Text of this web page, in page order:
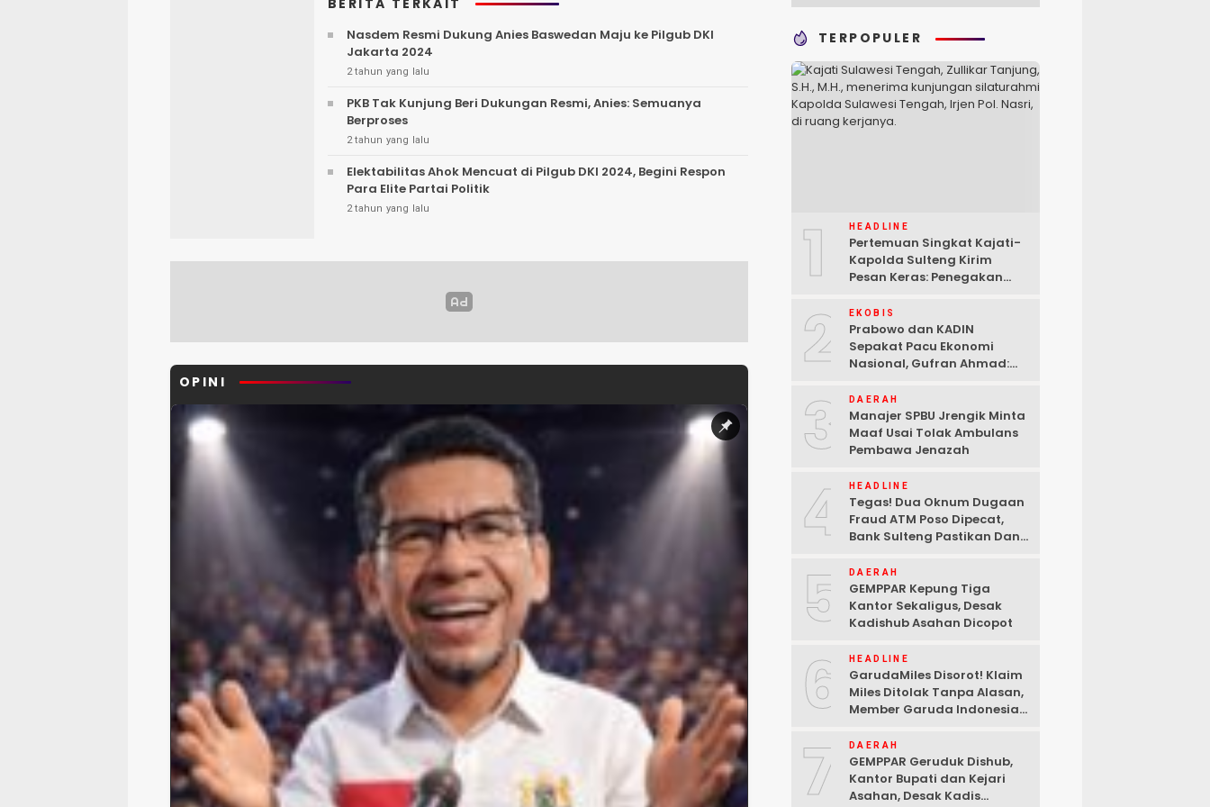
Nasdem Resmi Dukung Anies Baswedan Maju ke Pilgub DKI
Jakarta 2024
2 tahun yang lalu
PKB Tak Kunjung Beri Dukungan Resmi, Anies: Semuanya
Berproses
2 tahun yang lalu
Elektabilitas Ahok Mencuat di Pilgub DKI 2024, Begini Respon
Para Elite Partai Politik
2 tahun yang lalu
OPINI
TERPOPULER
1 HEADLINE
Pertemuan Singkat Kajati-
Kapolda Sulteng Kirim
Pesan Keras: Penegakan
2 EKOBIS
Prabowo dan KADIN
Sepakat Pacu Ekonomi
Nasional, Gufran Ahmad:
3 DAERAH
Manajer SPBU Jrengik Minta
Maaf Usai Tolak Ambulans
Pembawa Jenazah
4 HEADLINE
Tegas! Dua Oknum Dugaan
Fraud ATM Poso Dipecat,
Bank Sulteng Pastikan Dana
5 DAERAH
GEMPPAR Kepung Tiga
Kantor Sekaligus, Desak
Kadishub Asahan Dicopot
6 HEADLINE
GarudaMiles Disorot! Klaim
Miles Ditolak Tanpa Alasan,
Member Garuda Indonesia
7 DAERAH
GEMPPAR Geruduk Dishub,
Kantor Bupati dan Kejari
Asahan, Desak Kadis